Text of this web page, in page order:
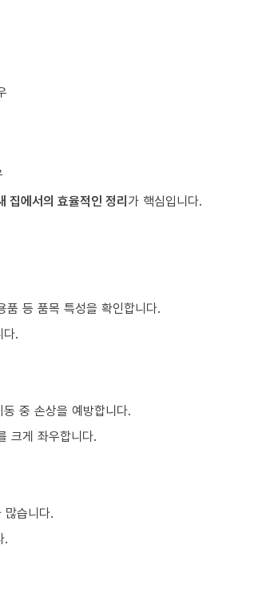
집에서의 효율적인 정리가 핵심입니다.
품 등 품목 특성을 확인합니다.
.
중 손상을 예방합니다.
크게 좌우합니다.
습니다.
.